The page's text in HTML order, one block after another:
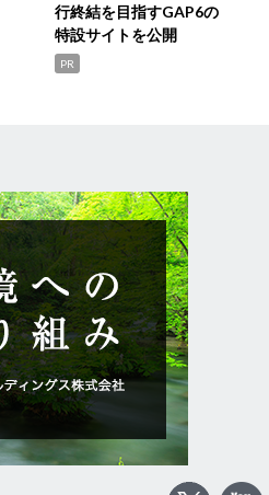
行終結を目指すGAP6の
特設サイトを公開
PR